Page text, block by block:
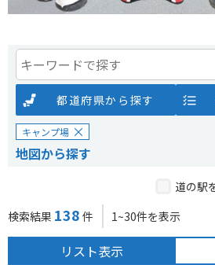
都道府県から探す
キャンプ場
地図から探す
道の駅
検索結果 138 件 1~30件を表示
リスト表示